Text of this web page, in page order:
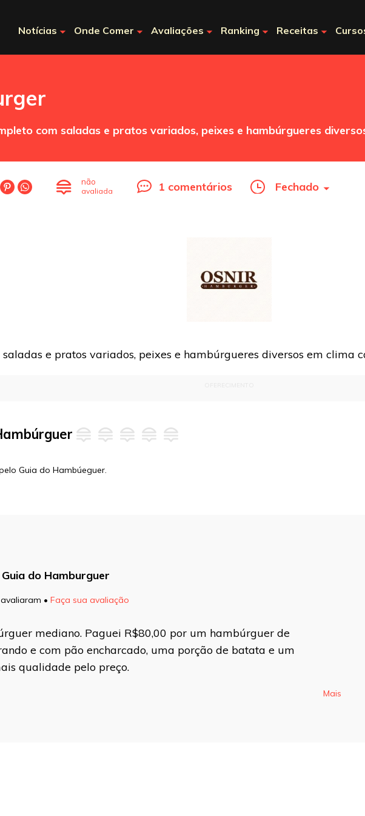
Notícias Onde Comer Avaliações Ranking Receitas
com saladas e pratos variados, peixes e hambúrgueres
não
avaliada 1 comentários Fechado
e pratos variados, peixes e hambúrgueres diversos em clima
Guia do Hambúeguer.
do Hamburguer
• Faça sua avaliação
mediano. Paguei R$80,00 por um hambúrguer de
e com pão encharcado, uma porção de batata e um
qualidade pelo preço.
Mais